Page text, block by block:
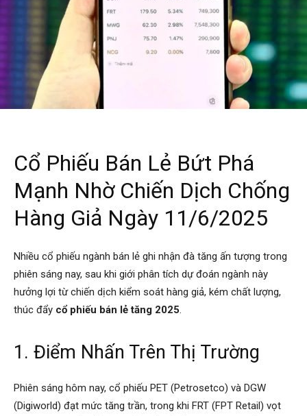
Cổ Phiếu Bán Lẻ Bứt Phá
Mạnh Nhờ Chiến Dịch Chống
Hàng Giả Ngày 11/6/2025
Nhiều cổ phiếu ngành bán lẻ ghi nhận đà tăng ấn tượng trong
phiên sáng nay, sau khi giới phân tích dự đoán ngành này
hưởng lợi từ chiến dịch kiểm soát hàng giả, kém chất lượng,
thúc đẩy cổ phiếu bán lẻ tăng 2025
1. Điểm Nhấn Trên Thị Trường
Phiên sáng hôm nay, cổ phiếu PET (Petrosetco) và DGW
(Digiworld) đạt mức tăng trần, trong khi FRT (FPT Retail) vọt